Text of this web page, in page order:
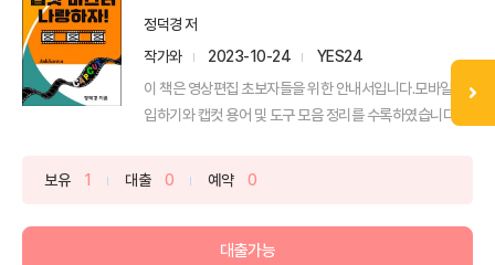
정덕경 저
작가와
2023-10-24
YES24
이 책은 영상편집 초보자들을 위한 안내서입니다.모바일 가
입하기와 캡컷 용어 및 도구 모음 정리를 수록하였습니다.영
보유 1 대출 0 예약 0
대출가능